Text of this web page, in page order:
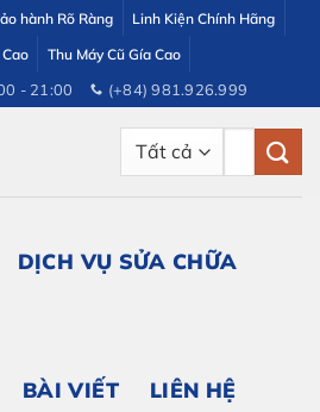
hành Rõ Ràng
Linh Kiện Chính Hãng
Thu Máy Cũ Gía Cao
- 21:00 (+84) 981.926.999
DỊCH VỤ SỬA CHỮA
BÀI VIẾT LIÊN HỆ